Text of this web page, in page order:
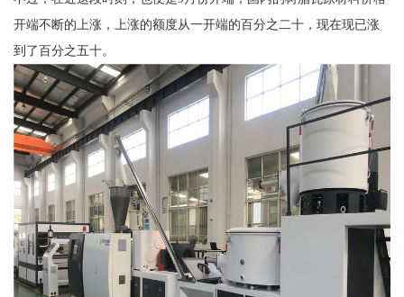
开端不断的上涨，上涨的额度从一开端的百分之二十，现在现已涨
到了百分之五十。